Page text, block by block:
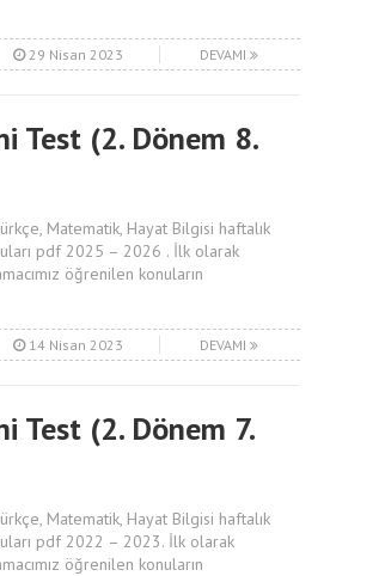
29 Nisan 2023 DEVAMI
Test (2. Dönem 8.
Matematik, Hayat Bilgisi haftalık
pdf 2025 – 2026 . İlk olarak
öğrenilen konuların
14 Nisan 2023 DEVAMI
Test (2. Dönem 7.
Matematik, Hayat Bilgisi haftalık
pdf 2022 – 2023. İlk olarak
öğrenilen konuların